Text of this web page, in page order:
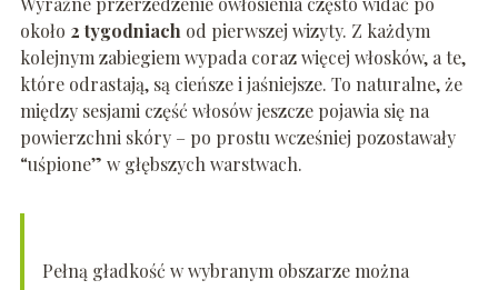
około 2 tygodniachod pierwszej wizyty. Z każdym
kolejnym zabiegiem wypada coraz więcej włosków, a te,
które odrastają, są cieńsze i jaśniejsze. To naturalne, że
między sesjami część włosów jeszcze pojawia się na
powierzchni skóry – po prostu wcześniej pozostawały
“uśpione” w głębszych warstwach.
Pełną gładkość w wybranym obszarze można